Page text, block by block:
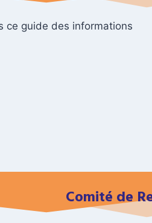
ce guide des informations
Comité de